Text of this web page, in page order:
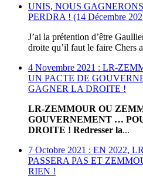
UNIS, NOUS
PERDRA ! (14 Décembre
J’ai la prétention d’être
droite qu’il faut le faire Chers
4 Novembre 2021 : LR-
UN PACTE DE
GAGNER LA DROITE !
LR-ZEMMOUR OU
GOUVERNEMENT …
DROITE ! Redresser la...
7 Octobre 2021 : EN 2022,
PASSERA PAS ET
RIEN !